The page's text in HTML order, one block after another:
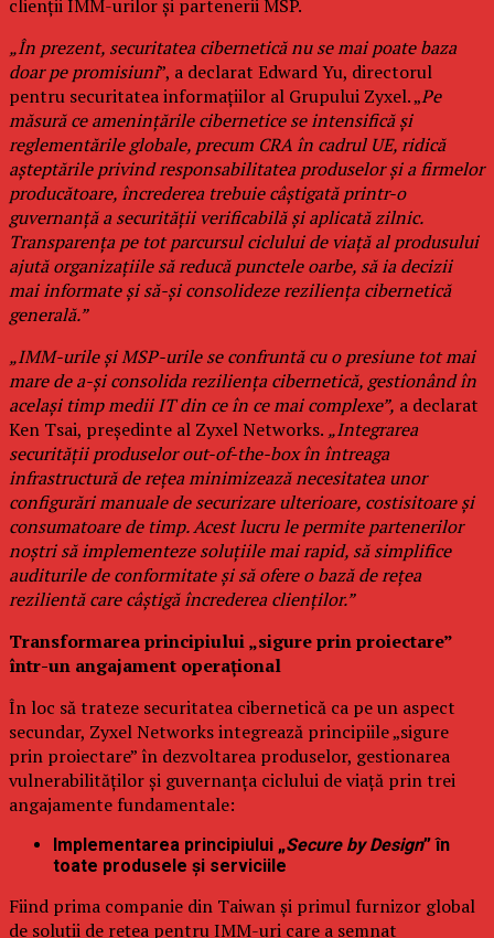
clienții IMM-urilor și partenerii MSP.
„În prezent, securitatea cibernetică nu se mai poate baza
doar pe promisiuni”, a declarat Edward Yu, directorul
pentru securitatea informațiilor al Grupului Zyxel. „Pe
măsură ce amenințările cibernetice se intensifică și
reglementările globale, precum CRA în cadrul UE, ridică
așteptările privind responsabilitatea produselor și a firmelor
producătoare, încrederea trebuie câștigată printr-o
guvernanță a securității verificabilă și aplicată zilnic.
Transparența pe tot parcursul ciclului de viață al produsului
ajută organizațiile să reducă punctele oarbe, să ia decizii
mai informate și să-și consolideze reziliența cibernetică
generală.”
„IMM-urile și MSP-urile se confruntă cu o presiune tot mai
mare de a-și consolida reziliența cibernetică, gestionând în
același timp medii IT din ce în ce mai complexe”, a declarat
Ken Tsai, președinte al Zyxel Networks. „Integrarea
securității produselor out-of-the-box în întreaga
infrastructură de rețea minimizează necesitatea unor
configurări manuale de securizare ulterioare, costisitoare și
consumatoare de timp. Acest lucru le permite partenerilor
noștri să implementeze soluțiile mai rapid, să simplifice
auditurile de conformitate și să ofere o bază de rețea
rezilientă care câștigă încrederea clienților.”
Transformarea principiului „sigure prin proiectare”
într-un angajament operațional
În loc să trateze securitatea cibernetică ca pe un aspect
secundar, Zyxel Networks integrează principiile „sigure
prin proiectare” în dezvoltarea produselor, gestionarea
vulnerabilităților și guvernanța ciclului de viață prin trei
angajamente fundamentale:
Implementarea principiului „Secure by Design” în
toate produsele și serviciile
Fiind prima companie din Taiwan și primul furnizor global
de soluții de rețea pentru IMM-uri care a semnat